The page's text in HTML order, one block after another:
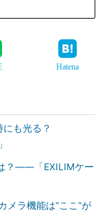
Hatena
も光る？
？――「EXILIMケー
メラ機能は“ここ”が